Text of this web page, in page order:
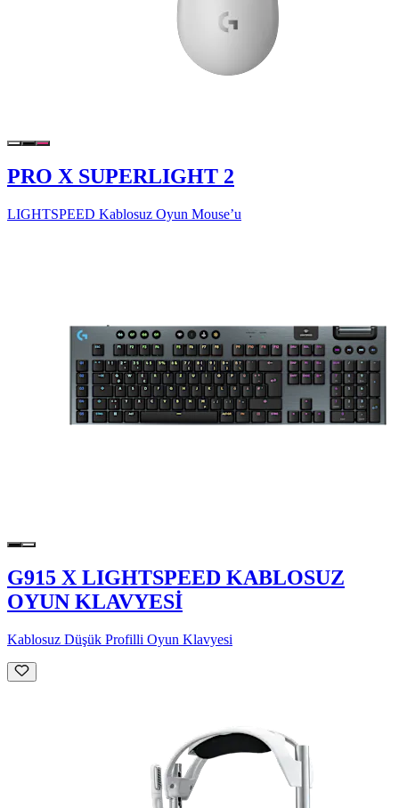
PRO X SUPERLIGHT 2
LIGHTSPEED Kablosuz Oyun Mouse’u
G915 X LIGHTSPEED KABLOSUZ
OYUN KLAVYESİ
Kablosuz Düşük Profilli Oyun Klavyesi